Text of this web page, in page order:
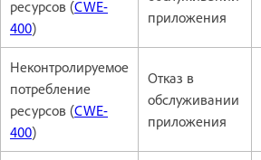
ресурсов (CWE-
400)
приложения
Неконтролируемое
потребление
ресурсов (CWE-
400)
Отказ в
обслуживании
приложения